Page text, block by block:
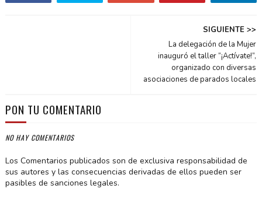
SIGUIENTE >>
La delegación de la Mujer
inauguró el taller “¡Actívate!”,
organizado con diversas
asociaciones de parados locales
PON TU COMENTARIO
NO HAY COMENTARIOS
Los Comentarios publicados son de exclusiva responsabilidad de
sus autores y las consecuencias derivadas de ellos pueden ser
pasibles de sanciones legales.